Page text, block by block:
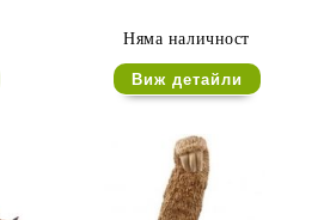
Няма наличност
Виж детайли